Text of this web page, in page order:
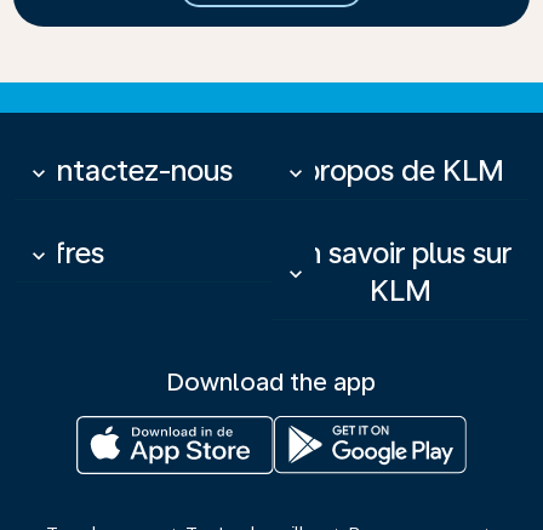
Contactez-nous
keyboard_arrow_down À propos de KLM
keyboard_arrow_down
Offres
keyboard_arrow_down
En savoir plus sur
KLM
keyboard_arrow_down
Download the app